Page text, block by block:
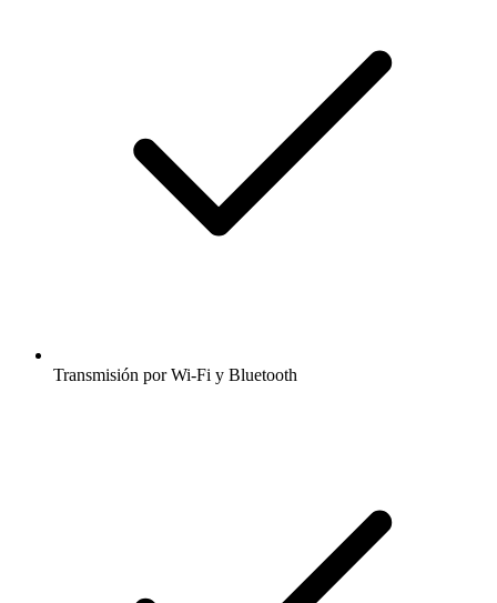
Transmisión por Wi-Fi y Bluetooth